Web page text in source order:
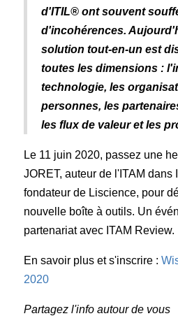
d'ITIL® ont souvent
d'incohérences.
solution tout-en-un est
toutes les dimensions :
technologie, les
personnes, les
les flux de valeur et les
Le 11 juin 2020, passez une
JORET, auteur de l'ITAM dans
fondateur de Liscience, pour
nouvelle boîte à outils. Un
partenariat avec ITAM Review.
En savoir plus et s'inscrire :
2020
Partagez l'info autour de vous